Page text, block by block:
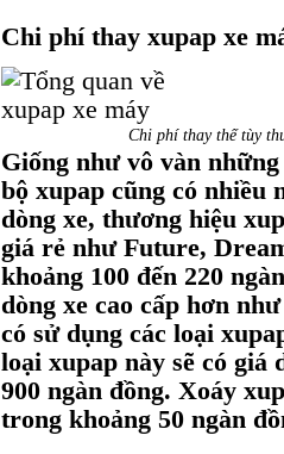
Chi phí thay xupap xe
Chi phí thay thế tùy
Giống như vô vàn
bộ xupap cũng có nhiều
dòng xe, thương hiệu
giá rẻ như Future,
khoảng 100 đến 220
dòng xe cao cấp hơn
có sử dụng các loại
loại xupap này sẽ có giá
900 ngàn đồng. Xoáy
trong khoảng 50 ngàn